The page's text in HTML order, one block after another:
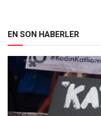
EN SON HABERLER